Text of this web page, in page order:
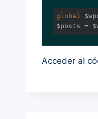
global
$posts =
Acceder al